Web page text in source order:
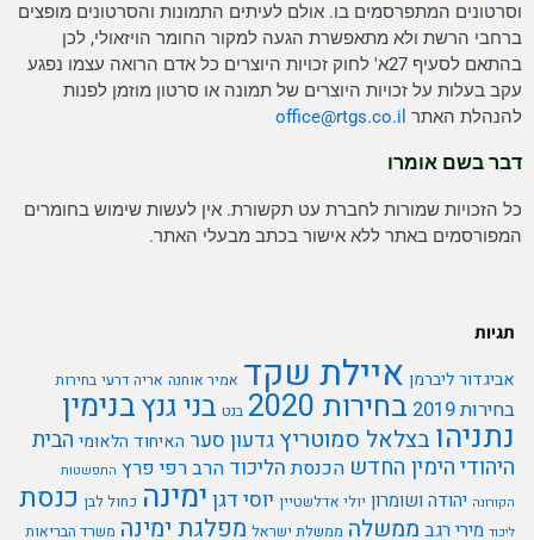
וסרטונים המתפרסמים בו. אולם לעיתים התמונות והסרטונים מופצים
ברחבי הרשת ולא מתאפשרת הגעה למקור החומר הויזאולי, לכן
בהתאם לסעיף 27א' לחוק זכויות היוצרים כל אדם הרואה עצמו נפגע
עקב בעלות על זכויות היוצרים של תמונה או סרטון מוזמן לפנות
להנהלת האתר
office@rtgs.co.il
דבר בשם אומרו
כל הזכויות שמורות לחברת עט תקשורת. אין לעשות שימוש בחומרים
המפורסמים באתר ללא אישור בכתב מבעלי האתר.
תגיות
אביגדור ליברמןאיילת שקד אמיר אוחנה אריה דרעי בחירות
בחירות 2019 בחירות 2020 בנט בני גנץבנימין
נתניהו בצלאל סמוטריץגדעון סערהאיחוד הלאומיהבית
היהודיהימין החדש הכנסתהליכודהרב רפי פרץ התפשטות
הקורונה יהודה ושומרון יולי אדלשטיין יוסי דגןימינה כחול לבן כנסת
ליכוד מירי רגבממשלה ממשלת ישראל מפלגת ימינה משרד הבריאות